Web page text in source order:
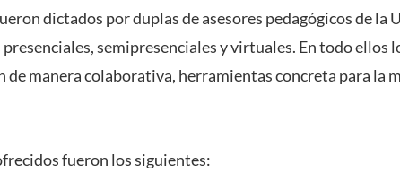
dictados por duplas de asesores pedagógicos de la
semipresenciales y virtuales. En todo ellos
de manera colaborativa, herramientas concreta para la
fueron los siguientes: